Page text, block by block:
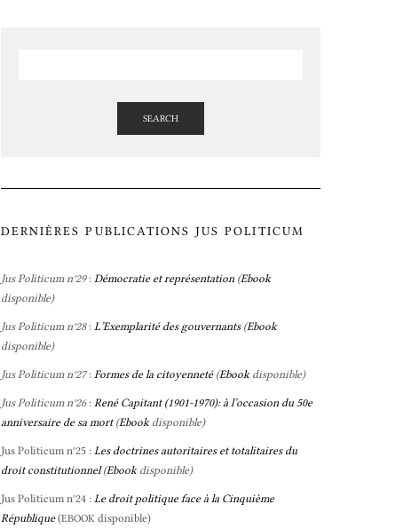
SEARCH
DERNIÈRES PUBLICATIONS JUS POLITICUM
Jus Politicum n°29: Démocratie et représentation (Ebook
disponible)
Jus Politicum n°28: L’Exemplarité des gouvernants(Ebook
disponible)
Jus Politicum n°27: Formes de la citoyenneté(Ebookdisponible)
Jus Politicum n°26: René Capitant (1901-1970): à l’occasion du 50e
anniversaire de sa mort(Ebookdisponible)
Jus Politicum n°25 : Les doctrines autoritaires et totalitaires du
droit constitutionnel(Ebookdisponible)
Jus Politicum n°24 : Le droit politique face à la Cinquième
République (EBOOK disponible)